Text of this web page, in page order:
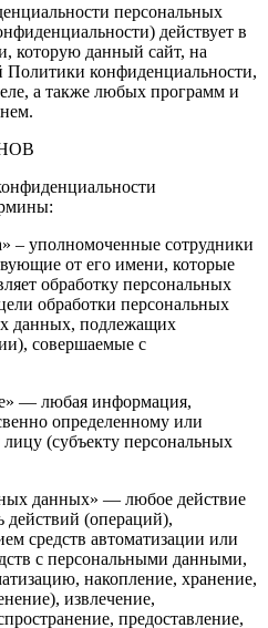
персональных
действует в
которую данный сайт, на
Политики конфиденциальности,
а также любых программ и
– уполномоченные сотрудники
от его имени, которые
обработку персональных
обработки персональных
данных, подлежащих
совершаемые с
— любая информация,
определенному или
(субъекту персональных
данных» — любое действие
действий (операций),
средств автоматизации или
с персональными данными,
накопление, хранение,
извлечение,
предоставление,